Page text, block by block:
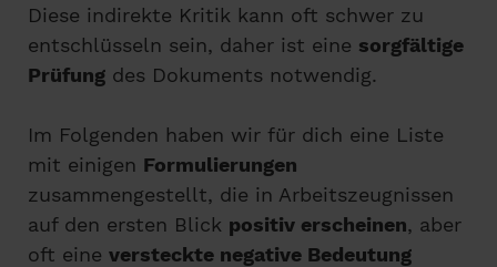
Diese indirekte Kritik kann oft schwer zu
entschlüsseln sein, daher ist eine sorgfältige
Prüfung des Dokuments notwendig.
Im Folgenden haben wir für dich eine Liste
mit einigen Formulierungen
zusammengestellt, die in Arbeitszeugnissen
auf den ersten Blick positiv erscheinen, aber
oft eine versteckte negative Bedeutung